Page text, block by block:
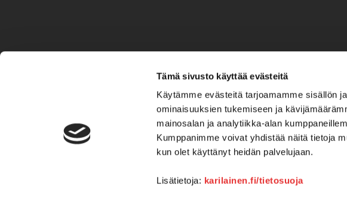
Tämä sivusto käyttää evästeitä
Käytämme evästeitä tarjoamamme sisällön
ominaisuuksien tukemiseen ja
mainosalan ja analytiikka-alan
Kumppanimme voivat yhdistää näitä tietoja
kun olet käyttänyt heidän palvelujaan.
Lisätietoja: karilainen.fi/tietosuoja
PIHA & PUUTARHA
Stiga
VAIHTOLAITTEET
Veneet
Kelkat ja mönkijät